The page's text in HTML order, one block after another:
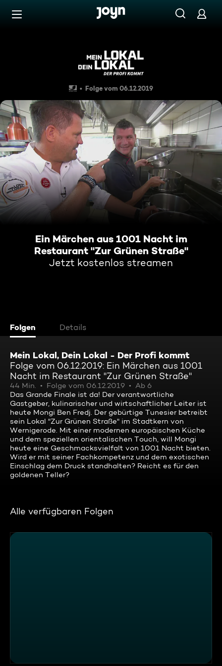
Zum Inhalt springen
Ein Märchen aus 1001
Folge vom 06.12.2019
Ein Märchen aus 1001 Nacht im
Restaurant "Zur Grünen Straße"
Jetzt kostenlos streamen
Folgen Details
Mein Lokal, Dein Lokal - Der Profi kommt
Folge vom 06.12.2019: Ein Märchen aus 1001
Nacht im Restaurant "Zur Grünen Straße"
44 Min. Folge vom 06.12.2019
Ab 6
Das Grande Finale ist da! Der verantwortliche
Gastgeber, kulinarischer und wirtschaftlicher Leiter ist
heute Mongi Ben Fredj. Der gebürtige Tunesier betreibt
sein Lokal "Zur Grünen Straße" im Stadtkern von
Wernigerode. Mit einer modernen europäischen Küche
und dem speziellen orientalischen Touch, will Mongi
heute eine Geschmacksvielfalt von 1001 Nacht bieten.
Wird er mit seiner Fachkompetenz und dem exotischen
Einschlag dem Druck standhalten? Reicht es für den
goldenen Teller?
Alle verfügbaren Folgen